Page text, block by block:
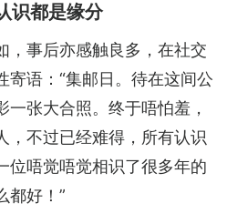
识都是缘分
，事后亦感触良多，在社交
寄语：“集邮日。待在这间公
张大合照。终于唔怕羞，
，不过已经难得，所有认识
位唔觉唔觉相识了很多年的
都好！”